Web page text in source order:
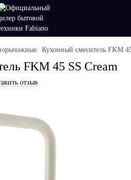
Кухонный смеситель FKM
FKM 45 SS Cream
отзыв